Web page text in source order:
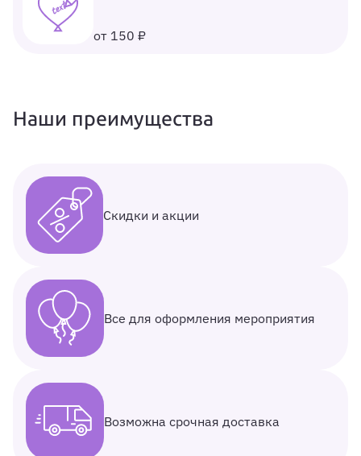
от 150 ₽
Наши преимущества
Скидки и акции
Все для оформления мероприятия
Возможна срочная доставка